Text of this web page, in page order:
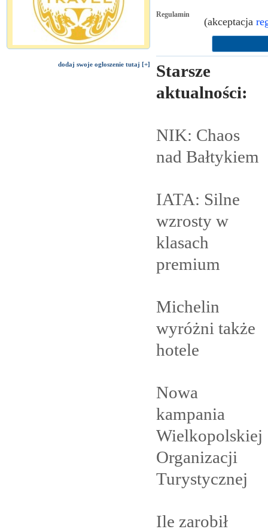
dodaj swoje ogłoszenie tutaj [+]
Regulamin
(akceptacja
Starsze
aktualności:
NIK: Chaos
nad Bałtykiem
IATA: Silne
wzrosty w
klasach
premium
Michelin
wyróżni także
hotele
Nowa
kampania
Wielkopolskiej
Organizacji
Turystycznej
Ile zarobił